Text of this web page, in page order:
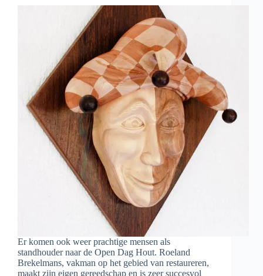
Er komen ook weer prachtige mensen als
standhouder naar de Open Dag Hout. Roeland
Brekelmans, vakman op het gebied van restaureren,
maakt zijn eigen gereedschap en is zeer succesvol